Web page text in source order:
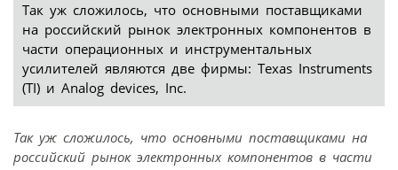
Так уж сложилось, что основными поставщиками
на российский рынок электронных компонентов в
части операционных и инструментальных
усилителей являются две фирмы: Texas Instruments
(TI) и Analog devices, Inc.
Так уж сложилось, что основными поставщиками на
российский рынок электронных компонентов в части